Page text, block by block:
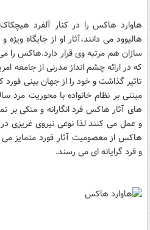
هاوارد هاکس را در کنار آلفرد
هالیوود می دانند،آثار او از جایگاه
سازان هم مرتبه وی قرار دارد.هاکس را
که در ارائه چشم انداز مدرنی از جامعه
تاثیر گذاشت و خود را از جهان بینی
مبتنی بر نظام خانواده با محوریت
های آثار هاکس فرد انگارانه و متکی بر
و عمل می کنند لذا نوعی نیروی غریزی در
هاکس از معصومیت آثار فورد متمایز
و فرد گرایانه ای می رسند.